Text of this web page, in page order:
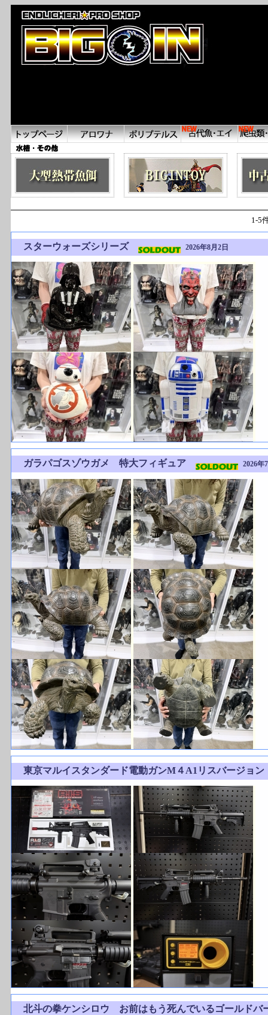
1-5
スターウォーズシリーズ 2026年8月2日
ガラパゴスゾウガメ 特大フィギュア 2026年
東京マルイスタンダード電動ガンM４A1リスバージョ
北斗の拳ケンシロウ お前はもう死んでいるゴール